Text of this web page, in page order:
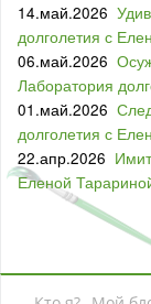
14.май.2026
долголетия с
06.май.2026
Лаборатория
01.май.2026
долголетия с
22.апр.2026
Еленой